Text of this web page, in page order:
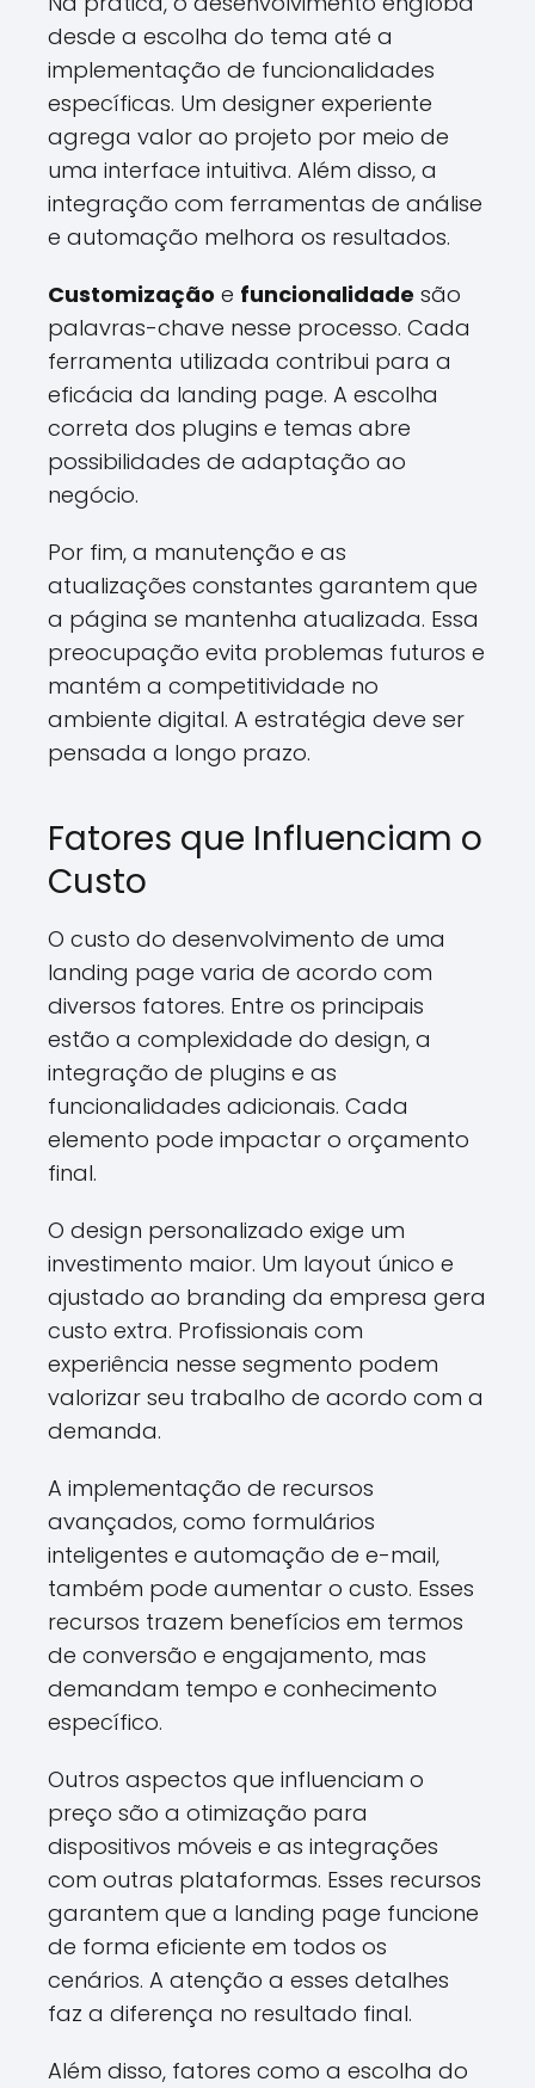
desde a escolha do tema até a
implementação de funcionalidades
específicas. Um designer experiente
agrega valor ao projeto por meio de
uma interface intuitiva. Além disso, a
integração com ferramentas de análise
e automação melhora os resultados.
Customização e funcionalidade são
palavras-chave nesse processo. Cada
ferramenta utilizada contribui para a
eficácia da landing page. A escolha
correta dos plugins e temas abre
possibilidades de adaptação ao
negócio.
Por fim, a manutenção e as
atualizações constantes garantem que
a página se mantenha atualizada. Essa
preocupação evita problemas futuros e
mantém a competitividade no
ambiente digital. A estratégia deve ser
pensada a longo prazo.
Fatores que Influenciam o
Custo
O custo do desenvolvimento de uma
landing page varia de acordo com
diversos fatores. Entre os principais
estão a complexidade do design, a
integração de plugins e as
funcionalidades adicionais. Cada
elemento pode impactar o orçamento
final.
O design personalizado exige um
investimento maior. Um layout único e
ajustado ao branding da empresa gera
custo extra. Profissionais com
experiência nesse segmento podem
valorizar seu trabalho de acordo com a
demanda.
A implementação de recursos
avançados, como formulários
inteligentes e automação de e-mail,
também pode aumentar o custo. Esses
recursos trazem benefícios em termos
de conversão e engajamento, mas
demandam tempo e conhecimento
específico.
Outros aspectos que influenciam o
preço são a otimização para
dispositivos móveis e as integrações
com outras plataformas. Esses recursos
garantem que a landing page funcione
de forma eficiente em todos os
cenários. A atenção a esses detalhes
faz a diferença no resultado final.
Além disso, fatores como a escolha do